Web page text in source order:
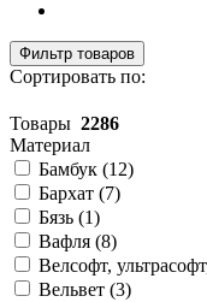
Фильтр товаров
Сортировать по:
Товары 2286
Материал
Бамбук (12)
Бархат (7)
Бязь (1)
Вафля (8)
Велсофт,
Вельвет (3)